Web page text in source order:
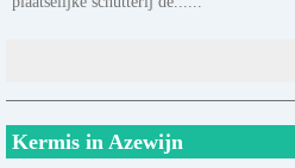
Kermis in Azewijn